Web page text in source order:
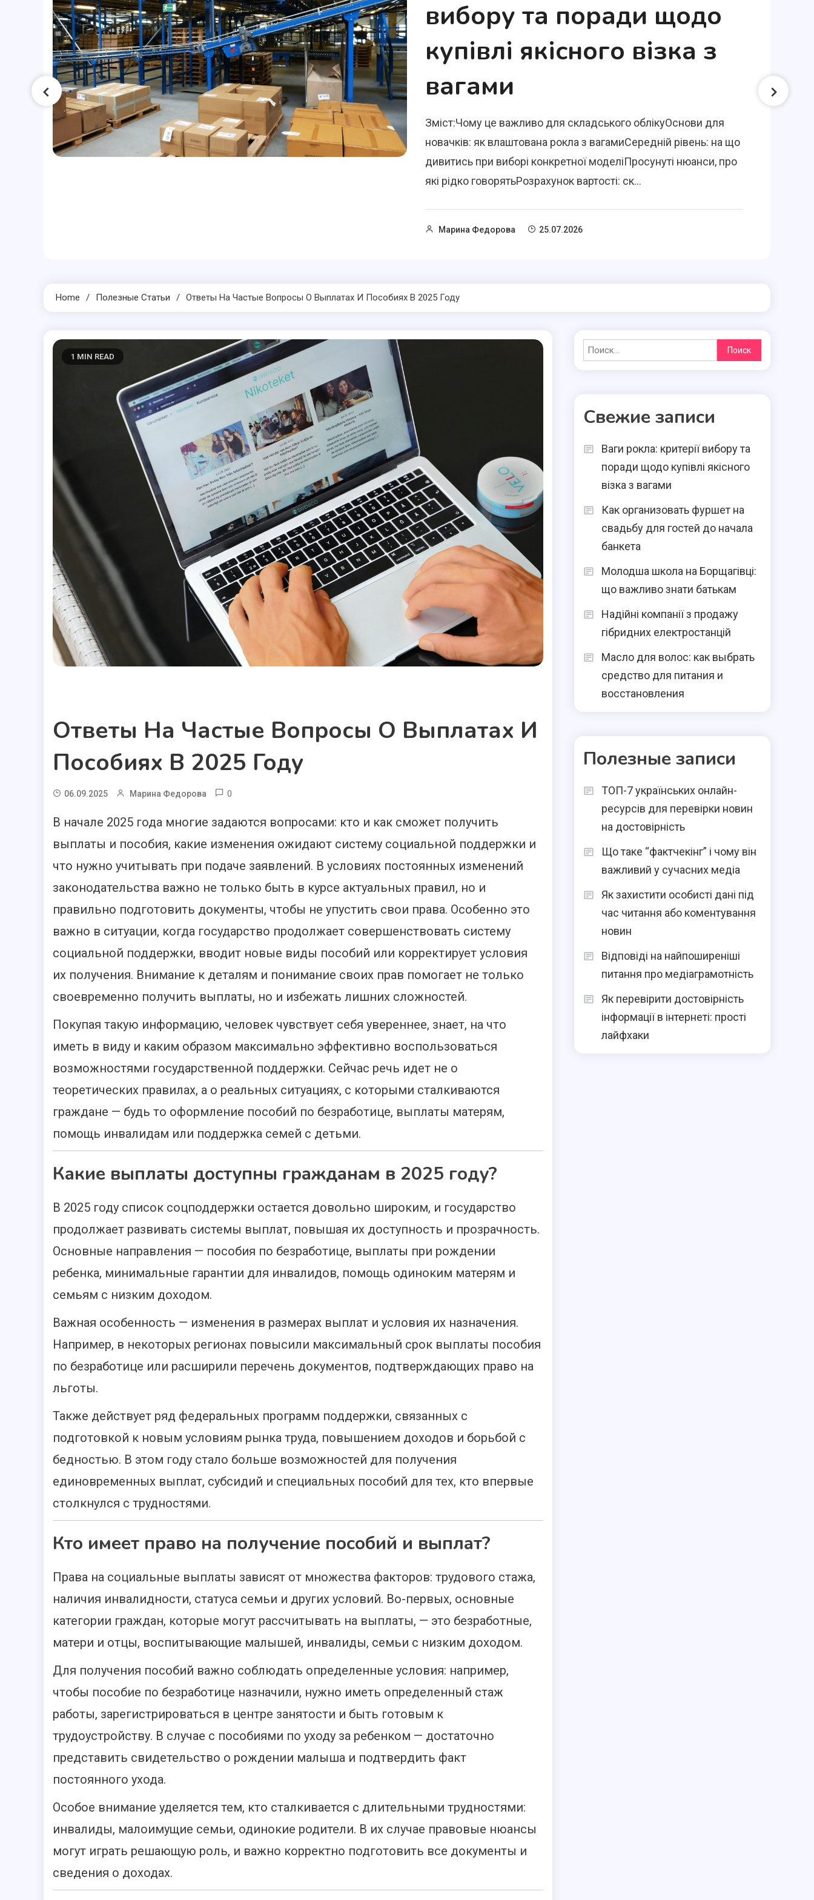
вибору та поради щодо
купівлі якісного візка з
вагами
Зміст:Чому це важливо для складського облікуОснови для
новачків: як влаштована рокла з вагамиСередній рівень: на що
дивитись при виборі конкретної моделіПросунуті нюанси, про
які рідко говорятьРозрахунок вартості: ск...
Марина Федорова 25.07.2026
Home Полезные Статьи Ответы На Частые Вопросы О Выплатах И Пособиях В 2025 Году
1 MIN READ
Ответы На Частые Вопросы О Выплатах И
Пособиях В 2025 Году
06.09.2025 Марина Федорова 0
В начале 2025 года многие задаются вопросами: кто и как сможет получить
выплаты и пособия, какие изменения ожидают систему социальной поддержки и
что нужно учитывать при подаче заявлений. В условиях постоянных изменений
законодательства важно не только быть в курсе актуальных правил, но и
правильно подготовить документы, чтобы не упустить свои права. Особенно это
важно в ситуации, когда государство продолжает совершенствовать систему
социальной поддержки, вводит новые виды пособий или корректирует условия
их получения. Внимание к деталям и понимание своих прав помогает не только
своевременно получить выплаты, но и избежать лишних сложностей.
Покупая такую информацию, человек чувствует себя увереннее, знает, на что
иметь в виду и каким образом максимально эффективно воспользоваться
возможностями государственной поддержки. Сейчас речь идет не о
теоретических правилах, а о реальных ситуациях, с которыми сталкиваются
граждане — будь то оформление пособий по безработице, выплаты матерям,
помощь инвалидам или поддержка семей с детьми.
Какие выплаты доступны гражданам в 2025 году?
В 2025 году список соцподдержки остается довольно широким, и государство
продолжает развивать системы выплат, повышая их доступность и прозрачность.
Основные направления — пособия по безработице, выплаты при рождении
ребенка, минимальные гарантии для инвалидов, помощь одиноким матерям и
семьям с низким доходом.
Важная особенность — изменения в размерах выплат и условия их назначения.
Например, в некоторых регионах повысили максимальный срок выплаты пособия
по безработице или расширили перечень документов, подтверждающих право на
льготы.
Также действует ряд федеральных программ поддержки, связанных с
подготовкой к новым условиям рынка труда, повышением доходов и борьбой с
бедностью. В этом году стало больше возможностей для получения
единовременных выплат, субсидий и специальных пособий для тех, кто впервые
столкнулся с трудностями.
Кто имеет право на получение пособий и выплат?
Права на социальные выплаты зависят от множества факторов: трудового стажа,
наличия инвалидности, статуса семьи и других условий. Во-первых, основные
категории граждан, которые могут рассчитывать на выплаты, — это безработные,
матери и отцы, воспитывающие малышей, инвалиды, семьи с низким доходом.
Для получения пособий важно соблюдать определенные условия: например,
чтобы пособие по безработице назначили, нужно иметь определенный стаж
работы, зарегистрироваться в центре занятости и быть готовым к
трудоустройству. В случае с пособиями по уходу за ребенком — достаточно
представить свидетельство о рождении малыша и подтвердить факт
постоянного ухода.
Особое внимание уделяется тем, кто сталкивается с длительными трудностями:
инвалиды, малоимущие семьи, одинокие родители. В их случае правовые нюансы
могут играть решающую роль, и важно корректно подготовить все документы и
сведения о доходах.
Найти:
Свежие записи
Ваги рокла: критерії вибору та
поради щодо купівлі якісного
візка з вагами
Как организовать фуршет на
свадьбу для гостей до начала
банкета
Молодша школа на Борщагівці:
що важливо знати батькам
Надійні компанії з продажу
гібридних електростанцій
Масло для волос: как выбрать
средство для питания и
восстановления
Полезные записи
ТОП-7 українських онлайн-
ресурсів для перевірки новин
на достовірність
Що таке “фактчекінг” і чому він
важливий у сучасних медіа
Як захистити особисті дані під
час читання або коментування
новин
Відповіді на найпоширеніші
питання про медіаграмотність
Як перевірити достовірність
інформації в інтернеті: прості
лайфхаки